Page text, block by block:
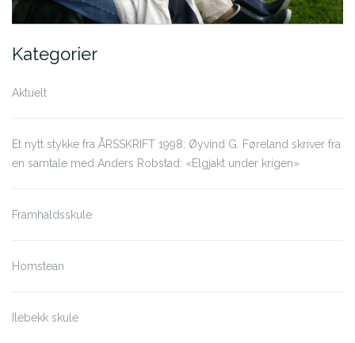
Kategorier
Aktuelt
Et nytt stykke fra ÅRSSKRIFT 1998: Øyvind G. Føreland skriver fra
en samtale med Anders Robstad: «Elgjakt under krigen»
Framhaldsskule
Homstean
Ilebekk skule